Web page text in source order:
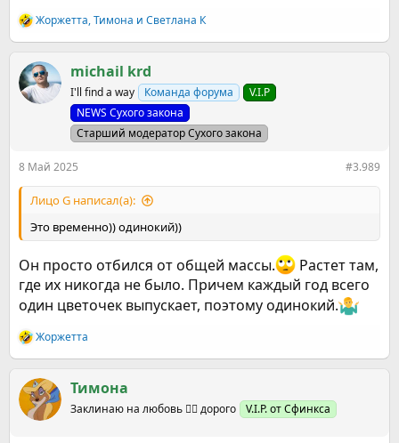
Р
е
к
ц
и
Жоржетта,Тимона и Светлана К
michail krd
I'll find a way Команда форума
V.I.P
NEWS Сухого закона
Старший модератор Сухого закона
8 Май 2025 #3.989
Лицо G написал(а):
Это временно)) одинокий))
Он просто отбился от общей массы.
Растет там,
где их никогда не было. Причем каждый год всего
один цветочек выпускает, поэтому одинокий.
Р
е
к
ц
и
Жоржетта
Тимона
Заклинаю на любовь ❤️‍🔥 дорого V.I.P. от Сфинкса